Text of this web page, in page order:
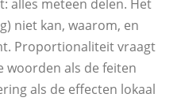
alles meteen delen. Het
niet kan, waarom, en
Proportionaliteit vraagt
woorden als de feiten
als de effecten lokaal